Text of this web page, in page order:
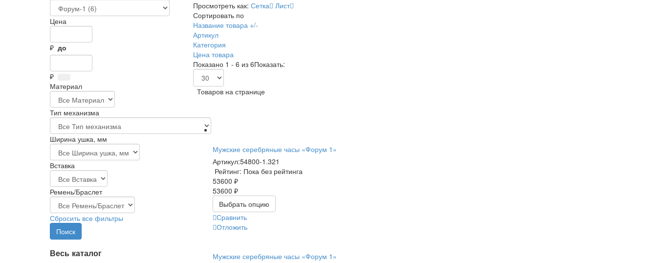
Цена
₽ до
₽
Материал
Тип механизма
Ширина ушка, мм
Вставка
Ремень/Браслет
Сбросить все фильтры
Весь каталог
Просмотреть как: Сетка
Лист
Сортировать по
Название товара +/-
Артикул
Категория
Цена товара
Показано 1 - 6 из 6Показать:
Товаров на странице
Мужские серебряные часы «Форум 1»
Артикул:54800-1.321
Рейтинг: Пока без рейтинга
53600 ₽
53600 ₽
Выбрать опцию
Сравнить
Отложить
Мужские серебряные часы «Форум 1»